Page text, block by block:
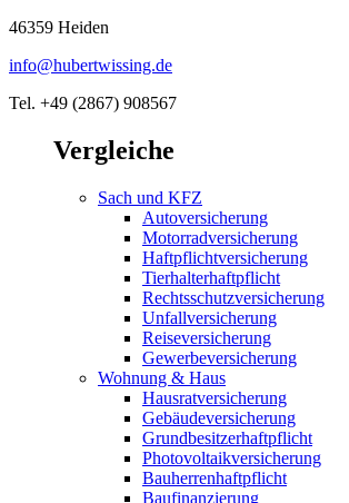
46359 Heiden
info@hubertwissing.de
Tel. +49 (2867) 908567
Vergleiche
Sach und KFZ
Autoversicherung
Motorradversicherung
Haftpflichtversicherung
Tierhalterhaftpflicht
Rechtsschutzversicherung
Unfallversicherung
Reiseversicherung
Gewerbeversicherung
Wohnung & Haus
Hausratversicherung
Gebäudeversicherung
Grundbesitzerhaftpflicht
Photovoltaikversicherung
Bauherrenhaftpflicht
Baufinanzierung